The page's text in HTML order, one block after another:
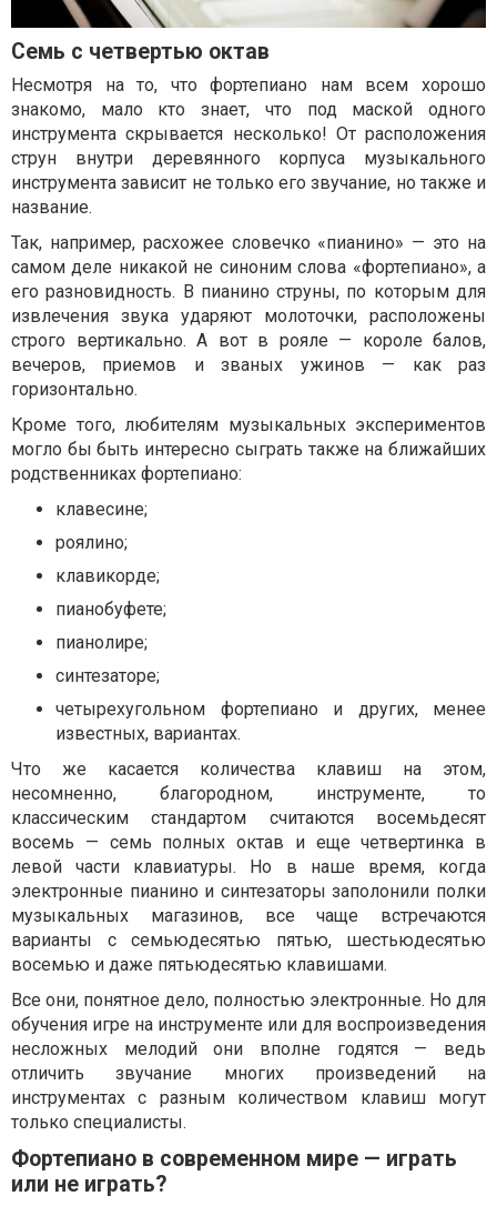
Семь с четвертью октав
Несмотря на то, что фортепиано нам всем хорошо
знакомо, мало кто знает, что под маской одного
инструмента скрывается несколько! От расположения
струн внутри деревянного корпуса музыкального
инструмента зависит не только его звучание, но также и
название.
Так, например, расхожее словечко «пианино» — это на
самом деле никакой не синоним слова «фортепиано», а
его разновидность. В пианино струны, по которым для
извлечения звука ударяют молоточки, расположены
строго вертикально. А вот в рояле — короле балов,
вечеров, приемов и званых ужинов — как раз
горизонтально.
Кроме того, любителям музыкальных экспериментов
могло бы быть интересно сыграть также на ближайших
родственниках фортепиано:
клавесине;
роялино;
клавикорде;
пианобуфете;
пианолире;
синтезаторе;
четырехугольном фортепиано и других, менее
известных, вариантах.
Что же касается количества клавиш на этом,
несомненно, благородном, инструменте, то
классическим стандартом считаются восемьдесят
восемь — семь полных октав и еще четвертинка в
левой части клавиатуры. Но в наше время, когда
электронные пианино и синтезаторы заполонили полки
музыкальных магазинов, все чаще встречаются
варианты с семьюдесятью пятью, шестьюдесятью
восемью и даже пятьюдесятью клавишами.
Все они, понятное дело, полностью электронные. Но для
обучения игре на инструменте или для воспроизведения
несложных мелодий они вполне годятся — ведь
отличить звучание многих произведений на
инструментах с разным количеством клавиш могут
только специалисты.
Фортепиано в современном мире — играть
или не играть?